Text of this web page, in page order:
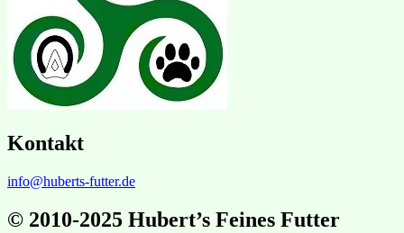
Kontakt
info@huberts-futter.de
© 2010-2025 Hubert’s Feines Futter